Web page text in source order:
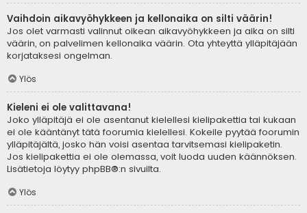
Vaihdoin aikavyöhykkeen ja kellonaika on silti väärin!
Jos olet varmasti valinnut oikean aikavyöhykkeen ja aika on silti
väärin, on palvelimen kellonaika väärin. Ota yhteyttä ylläpitäjään
korjataksesi ongelman.
Ylös
Kieleni ei ole valittavana!
Joko ylläpitäjä ei ole asentanut kielellesi kielipakettia tai kukaan
ei ole kääntänyt tätä foorumia kielellesi. Kokeile pyytää foorumin
ylläpitäjältä, josko hän voisi asentaa tarvitsemasi kielipaketin.
Jos kielipakettia ei ole olemassa, voit luoda uuden käännöksen.
Lisätietoja löytyy phpBB®:n sivuilta.
Ylös